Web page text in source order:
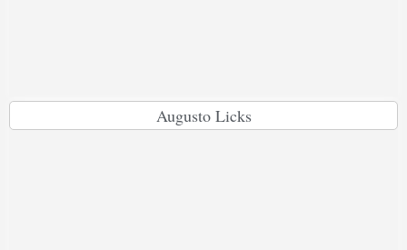
Augusto Licks